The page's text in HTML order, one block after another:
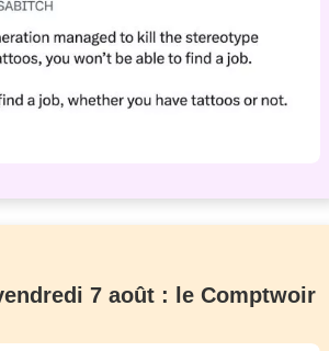
7 août : le Comptwoir